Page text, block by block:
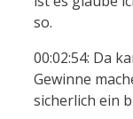
so.
00:02:54: Da
Gewinne
sicherlich ein